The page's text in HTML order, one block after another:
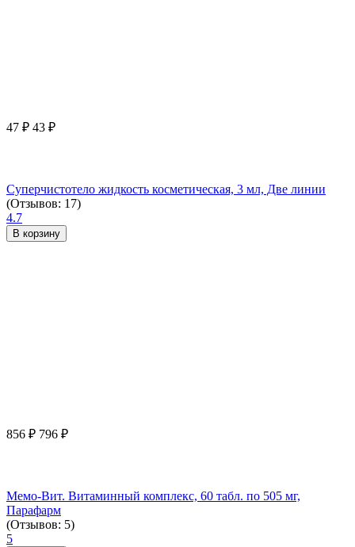
47 ₽ 43 ₽
Суперчистотело жидкость косметическая, 3 мл, Две линии
(Отзывов: 17)
4.7
В корзину
856 ₽ 796 ₽
Мемо-Вит. Витаминный комплекс, 60 табл. по 505 мг,
Парафарм
(Отзывов: 5)
5